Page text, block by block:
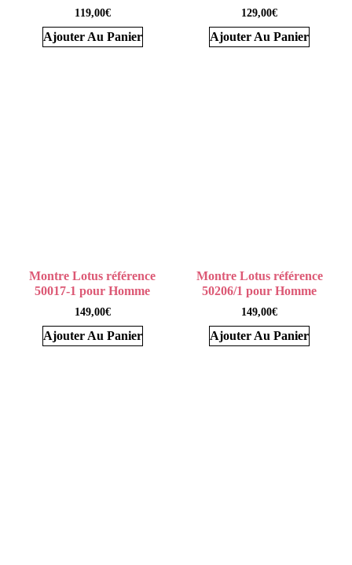
119,00€
Ajouter Au Panier
129,00€
Ajouter Au Panier
Montre Lotus référence
50017-1 pour Homme
149,00€
Ajouter Au Panier
Montre Lotus référence
50206/1 pour Homme
149,00€
Ajouter Au Panier